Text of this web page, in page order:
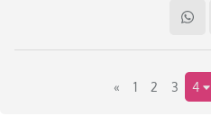
« 1 2 3 4